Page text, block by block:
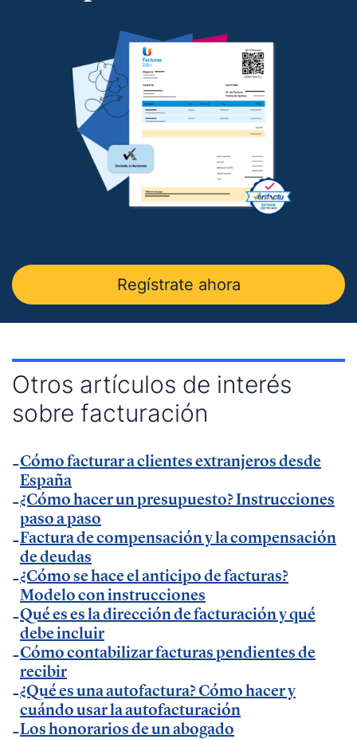
— Charla sobre factura electrónica obligatoria en
Autónomos y Emprendedores
— Entrevista sobre Ley Antifraude y Ley Crea y
Expansión .
— Entrevista sobre Ley Antifraude y Ley Crea y
La Razón.
— Entrevista sobre factura electrónica obligatoria
— Entrevista en
— Entrevista en Ideas para tu empresa de
Vodafone.
Método Gallardo.
— Entrevista enKFund.
— Entrevista en GestionaRadio.
Marcos De La Cueva en eventos
— Participación como ponente en Accountex
España 2023.
Temáticas de especialización
negocios | startups | contabilidad| fiscalidad |
empresas| asesorías| autonomos | emprendedores
| pequeños negocios | economía | ADE | pymes |
Regístrate ahora
Otros artículos de interés
sobre facturación
Cómo facturar a clientes extranjeros desde
España
¿Cómo hacer un presupuesto? Instrucciones
paso a paso
Factura de compensación y la compensación
de deudas
¿Cómo se hace el anticipo de facturas?
Modelo con instrucciones
Qué es es la dirección de facturación y qué
debe incluir
Cómo contabilizar facturas pendientes de
recibir
¿Qué es una autofactura? Cómo hacer y
cuándo usar la autofacturación
Los honorarios de un abogado